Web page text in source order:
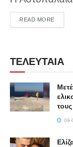
READ MORE
ΤΕΛΕΥΤΑΙΑ
09-